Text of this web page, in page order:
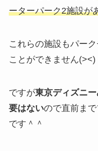
ーターパーク2施設が
これらの施設もパー
ことができません(><)
ですが東京ディズニ
要はないので直前ま
です＾＾